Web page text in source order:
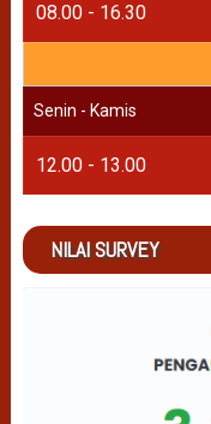
08.00 - 16.30
Senin - Kamis
12.00 - 13.00
NILAI SURVEY